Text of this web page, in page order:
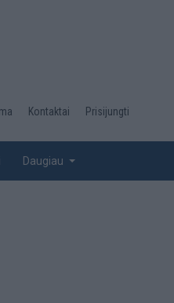
Kontaktai Prisijungti
Daugiau